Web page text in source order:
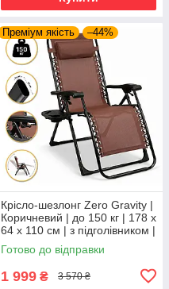
Преміум якість –44%
Крісло-шезлонг Zero Gravity |
Коричневий | до 150 кг | 178 х
64 х 110 см | з підголівником |
LEOBRO LB-ZGC-G2-BRN |
для дому, дачі
Готово до відправки
1 999 ₴ 3 570 ₴